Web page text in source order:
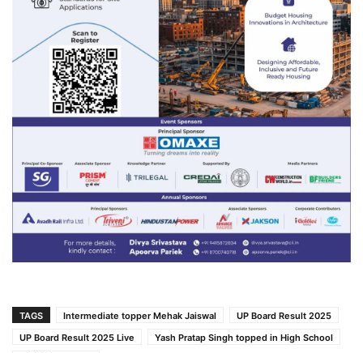
TAGS Intermediate topper Mehak Jaiswal
UP Board Result 2025
UP Board Result 2025 Live
Yash Pratap Singh topped in High School